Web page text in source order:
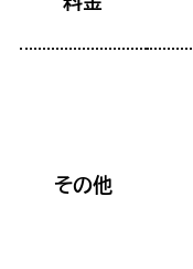
その他